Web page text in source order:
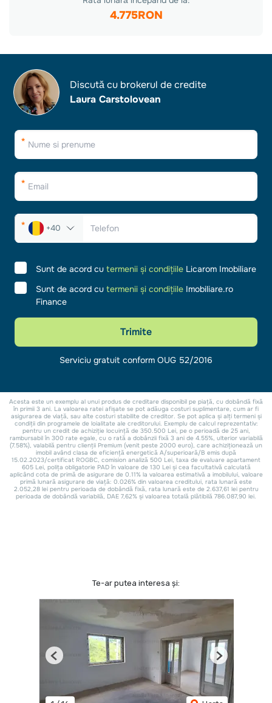
Te-ar putea interesa și:
Previous Next